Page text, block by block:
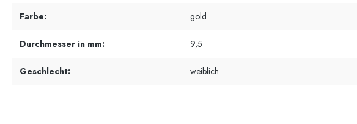
Farbe: gold
Durchmesser in mm: 9,5
Geschlecht: weiblich